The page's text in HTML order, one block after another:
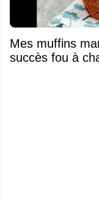
Mes muffins
succès fou à